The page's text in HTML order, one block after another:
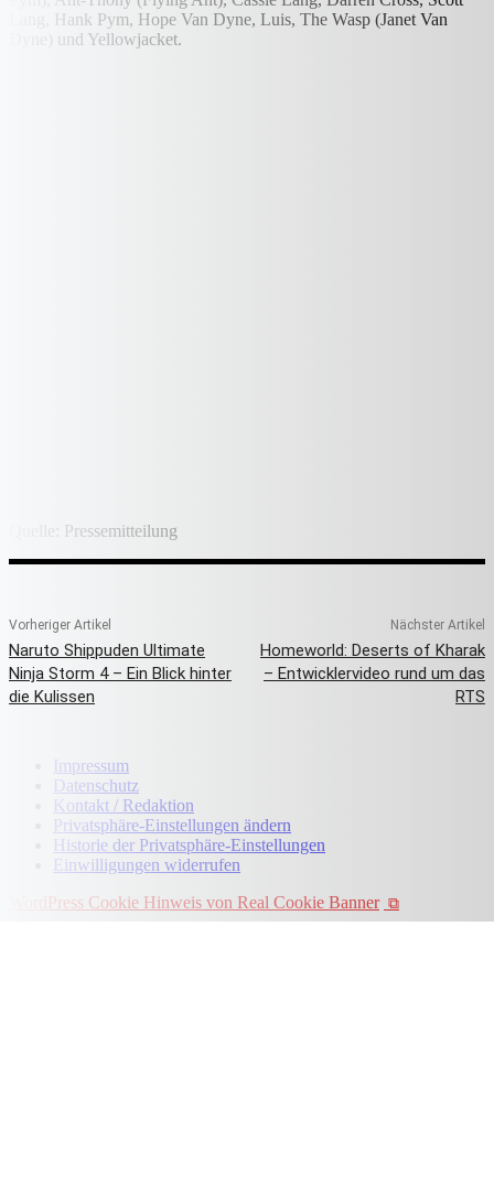
Lang, Hank Pym, Hope Van Dyne, Luis, The Wasp (Janet Van
Dyne) und Yellowjacket.
Quelle: Pressemitteilung
Vorheriger Artikel
Naruto Shippuden Ultimate
Ninja Storm 4 – Ein Blick hinter
die Kulissen
Nächster Artikel
Homeworld: Deserts of Kharak
– Entwicklervideo rund um das
RTS
Impressum
Datenschutz
Kontakt / Redaktion
Privatsphäre-Einstellungen ändern
Historie der Privatsphäre-Einstellungen
Einwilligungen widerrufen
WordPress Cookie Hinweis von Real Cookie Banner